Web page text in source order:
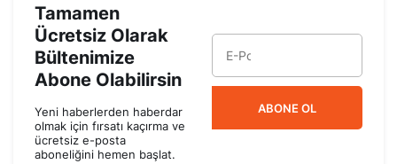
Tamamen
Ücretsiz Olarak
Bültenimize
Abone Olabilirsin
Yeni haberlerden haberdar
olmak için fırsatı kaçırma ve
ücretsiz e-posta
aboneliğini hemen başlat.
ABONE OL